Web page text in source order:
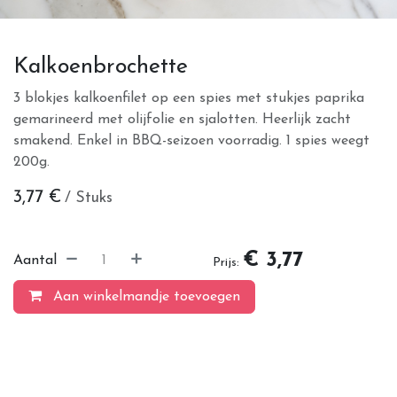
Kalkoenbrochette
3 blokjes kalkoenfilet op een spies met stukjes paprika
gemarineerd met olijfolie en sjalotten. Heerlijk zacht
smakend. Enkel in BBQ-seizoen voorradig. 1 spies weegt
200g.
3,77 € / Stuks
Aan winkelmandje toevoegen
Aantal Prijs: € 3,77